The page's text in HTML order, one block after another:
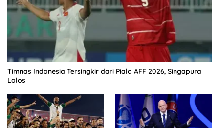
Timnas Indonesia Tersingkir dari Piala AFF 2026, Singapura
Lolos